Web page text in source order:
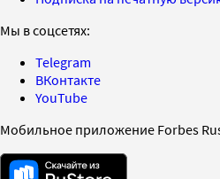
Мы в соцсетях:
Telegram
ВКонтакте
YouTube
Мобильное приложение Forbes